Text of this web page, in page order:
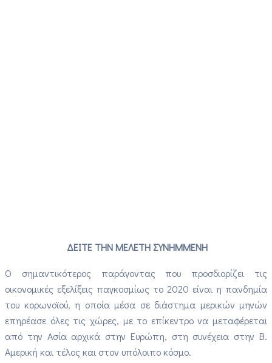
ΔΕΙΤΕ ΤΗΝ ΜΕΛΕΤΗ ΣΥΝΗΜΜΕΝΗ
Ο σημαντικότερος παράγοντας που προσδιορίζει τις
οικονομικές εξελίξεις παγκοσμίως το 2020 είναι η πανδημία
του κορωνοϊού, η οποία μέσα σε διάστημα μερικών μηνών
επηρέασε όλες τις χώρες, με το επίκεντρο να μεταφέρεται
από την Ασία αρχικά στην Ευρώπη, στη συνέχεια στην Β.
Αμερική και τέλος και στον υπόλοιπο κόσμο.